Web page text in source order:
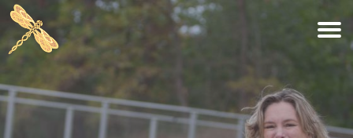
KINDEREN
RETRAITES
RETRAITE: KLEURRIJK JEZELF ZIJN